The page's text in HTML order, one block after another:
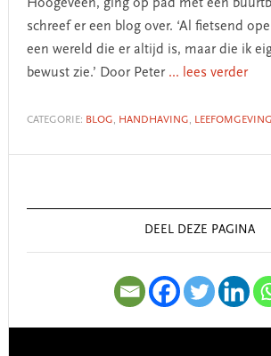
Hoogeveen, ging op pad met een
schreef er een blog over. ‘Al fietsend
een wereld die er altijd is, maar die ik
bewust zie.’ Door Peter ... lees verder
CATEGORIE: BLOG, HANDHAVING, LEEFOMGEVING
Sidebar
DEEL DEZE PAGINA